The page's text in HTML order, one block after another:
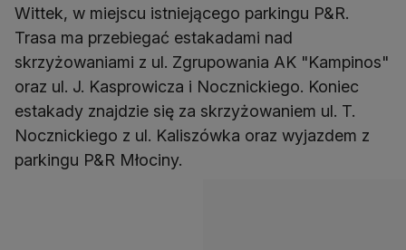
Wittek, w miejscu istniejącego parkingu P&R.
Trasa ma przebiegać estakadami nad
skrzyżowaniami z ul. Zgrupowania AK "Kampinos"
oraz ul. J. Kasprowicza i Nocznickiego. Koniec
estakady znajdzie się za skrzyżowaniem ul. T.
Nocznickiego z ul. Kaliszówka oraz wyjazdem z
parkingu P&R Młociny.